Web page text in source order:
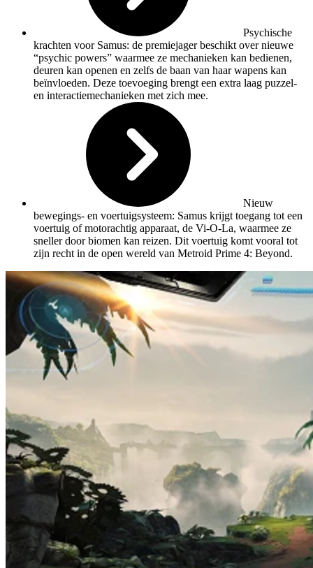
Psychische
krachten voor Samus: de premiejager beschikt over nieuwe
“psychic powers” waarmee ze mechanieken kan bedienen,
deuren kan openen en zelfs de baan van haar wapens kan
beïnvloeden. Deze toevoeging brengt een extra laag puzzel-
en interactiemechanieken met zich mee.
Nieuw
bewegings- en voertuigsysteem: Samus krijgt toegang tot een
voertuig of motorachtig apparaat, de Vi-O-La, waarmee ze
sneller door biomen kan reizen. Dit voertuig komt vooral tot
zijn recht in de open wereld van Metroid Prime 4: Beyond.